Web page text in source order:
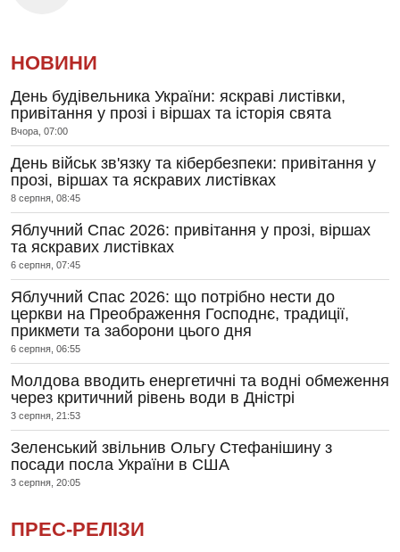
НОВИНИ
День будівельника України: яскраві листівки,
привітання у прозі і віршах та історія свята
Вчора, 07:00
День військ зв'язку та кібербезпеки: привітання у
прозі, віршах та яскравих листівках
8 серпня, 08:45
Яблучний Спас 2026: привітання у прозі, віршах
та яскравих листівках
6 серпня, 07:45
Яблучний Спас 2026: що потрібно нести до
церкви на Преображення Господнє, традиції,
прикмети та заборони цього дня
6 серпня, 06:55
Молдова вводить енергетичні та водні обмеження
через критичний рівень води в Дністрі
3 серпня, 21:53
Зеленський звільнив Ольгу Стефанішину з
посади посла України в США
3 серпня, 20:05
ПРЕС-РЕЛІЗИ